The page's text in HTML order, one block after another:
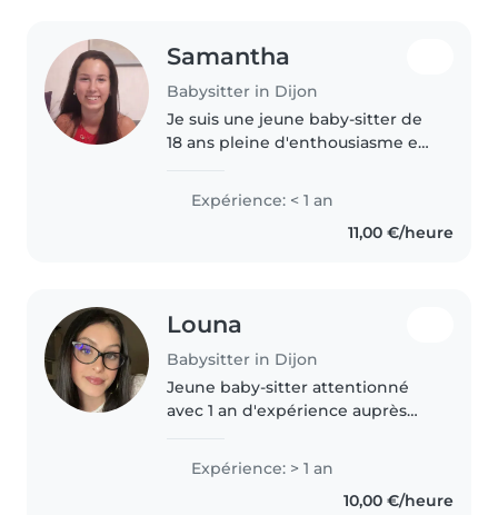
Samantha
Babysitter in Dijon
Je suis une jeune baby-sitter de
18 ans pleine d'enthousiasme et
Bien que je n'aie pas encore
d'expérience professionnelle, je
Expérience: < 1 an
11,00 €/heure
Louna
Babysitter in Dijon
Jeune baby-sitter attentionné
avec 1 an d'expérience auprès
scolaire, certifié(e) premiers
secours. Sensible et patient(e),
j'ai également de l'expérience..
Expérience: > 1 an
10,00 €/heure